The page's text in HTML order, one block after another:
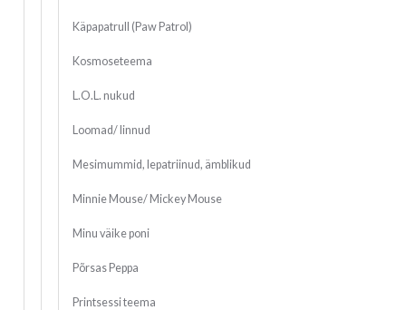
Käpapatrull (Paw Patrol)
Kosmoseteema
L.O.L. nukud
Loomad/ linnud
Mesimummid, lepatriinud, ämblikud
Minnie Mouse/ Mickey Mouse
Minu väike poni
Põrsas Peppa
Printsessi teema